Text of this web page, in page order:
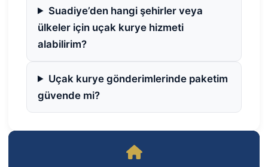
Suadiye’den hangi şehirler veya
ülkeler için uçak kurye hizmeti
alabilirim?
Uçak kurye gönderimlerinde paketim
güvende mi?